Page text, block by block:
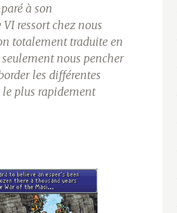
à son
ressort chez nous
totalement traduite en
nous pencher
les différentes
le plus rapidement